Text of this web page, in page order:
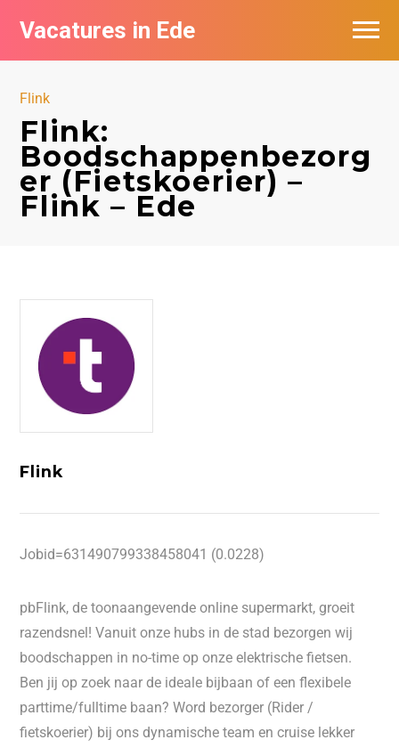
Vacatures in Ede
Flink
Flink:
Boodschappenbezorg
er (Fietskoerier) –
Flink – Ede
Flink
Jobid=631490799338458041 (0.0228)
pbFlink, de toonaangevende online supermarkt, groeit
razendsnel! Vanuit onze hubs in de stad bezorgen wij
boodschappen in no-time op onze elektrische fietsen.
Ben jij op zoek naar de ideale bijbaan of een flexibele
parttime/fulltime baan? Word bezorger (Rider /
fietskoerier) bij ons dynamische team en cruise lekker
Vacatures bij bedrijven in Ede